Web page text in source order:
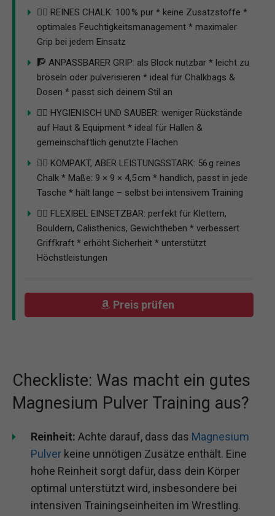
🤸‍♀️ REINES CHALK: 100 % pur * keine Zusatzstoffe *
optimales Feuchtigkeitsmanagement * maximaler
Grip bei jedem Einsatz
🧗 ANPASSBARER GRIP: als Block nutzbar * leicht zu
bröseln oder pulverisieren * ideal für Chalkbags &
Dosen * passt sich deinem Stil an
🏋️‍♂️ HYGIENISCH UND SAUBER: weniger Rückstände
auf Haut & Equipment * ideal für Hallen &
gemeinschaftlich genutzte Flächen
🧗‍♀️ KOMPAKT, ABER LEISTUNGSSTARK: 56 g reines
Chalk * Maße: 9 × 9 × 4,5 cm * handlich, passt in jede
Tasche * hält lange – selbst bei intensivem Training
🤸‍♂️ FLEXIBEL EINSETZBAR: perfekt für Klettern,
Bouldern, Calisthenics, Gewichtheben * verbessert
Griffkraft * erhöht Sicherheit * unterstützt
Höchstleistungen
Preis prüfen
Checkliste: Was macht ein gutes
Magnesium Pulver Training aus?
Reinheit: Achte darauf, dass das Magnesium
Pulver keine unnötigen Zusätze enthält. Eine
hohe Reinheit sorgt dafür, dass dein Körper
optimal unterstützt wird, insbesondere bei
intensiven Trainingseinheiten im Wrestling.